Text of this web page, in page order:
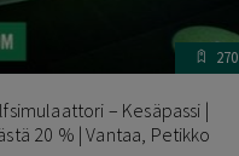
270
– Kesäpassi |
20 % | Vantaa, Petikko